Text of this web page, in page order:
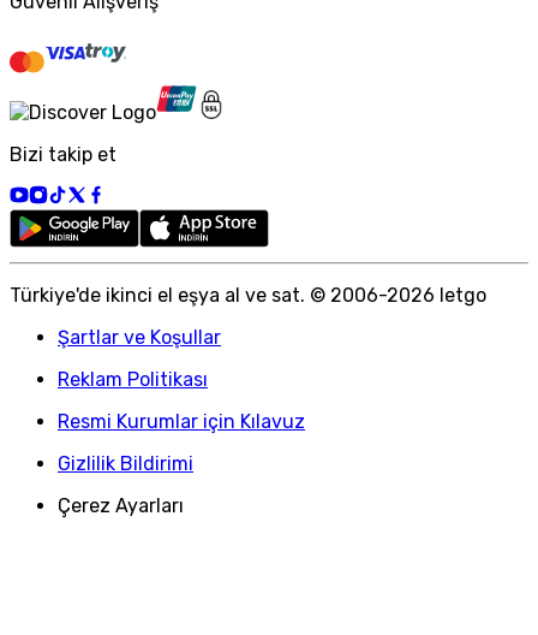
Bizi takip et
Türkiye'de ikinci el eşya al ve sat. © 2006-2026 letgo
Şartlar ve Koşullar
Reklam Politikası
Resmi Kurumlar için Kılavuz
Gizlilik Bildirimi
Çerez Ayarları